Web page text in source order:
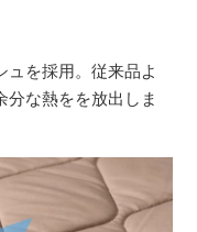
ュを採用。従来品よ
分な熱をを放出しま